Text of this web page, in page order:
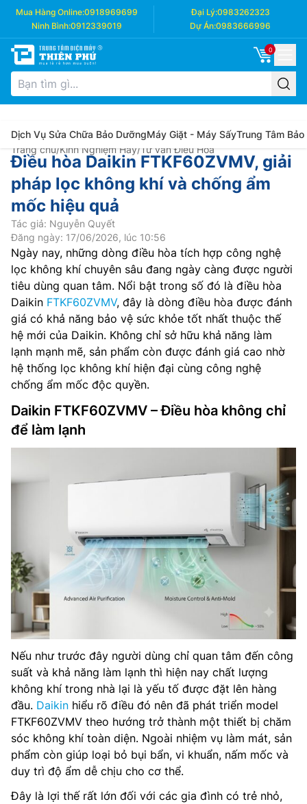
Mua Hàng Online:0918969699 Đại Lý:0983262323
Ninh Bình:0912339019 Dự Án:0983666996
0
Dịch Vụ Sửa Chữa Bảo DưỡngMáy Giặt - Máy SấyTrung Tâm Bảo
Trang chủ/Kinh Nghiệm Hay/Tư vấn Điều Hòa
Điều hòa Daikin FTKF60ZVMV, giải
pháp lọc không khí và chống ẩm
mốc hiệu quả
Tác giả: Nguyễn Quyết
Đăng ngày: 17/06/2026, lúc 10:56
Ngày nay, những dòng điều hòa tích hợp công nghệ
lọc không khí chuyên sâu đang ngày càng được người
tiêu dùng quan tâm. Nổi bật trong số đó là điều hòa
Daikin FTKF60ZVMV, đây là dòng điều hòa được đánh
giá có khả năng bảo vệ sức khỏe tốt nhất thuộc thế
hệ mới của Daikin. Không chỉ sở hữu khả năng làm
lạnh mạnh mẽ, sản phẩm còn được đánh giá cao nhờ
hệ thống lọc không khí hiện đại cùng công nghệ
chống ẩm mốc độc quyền.
Daikin FTKF60ZVMV – Điều hòa không chỉ
để làm lạnh
Nếu như trước đây người dùng chỉ quan tâm đến công
suất và khả năng làm lạnh thì hiện nay chất lượng
không khí trong nhà lại là yếu tố được đặt lên hàng
đầu. Daikin hiểu rõ điều đó nên đã phát triển model
FTKF60ZVMV theo hướng trở thành một thiết bị chăm
sóc không khí toàn diện. Ngoài nhiệm vụ làm mát, sản
phẩm còn giúp loại bỏ bụi bẩn, vi khuẩn, nấm mốc và
duy trì độ ẩm dễ chịu cho cơ thể.
Đây là lợi thế rất lớn đối với các gia đình có trẻ nhỏ,